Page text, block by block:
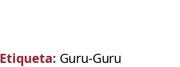
Etiqueta: Guru-Guru